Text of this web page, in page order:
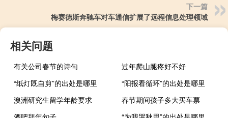
下一篇
梅赛德斯奔驰车对车通信扩展了远程信息处理领域
相关问题
有关公司春节的诗句
过年爬山腿疼好不好
“纸灯既自剪”的出处是哪里
“阳报看循环”的出处是哪里
澳洲研究生留学年龄要求
春节期间孩子多大买车票